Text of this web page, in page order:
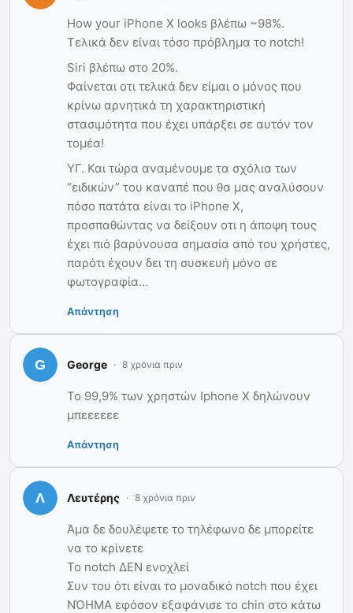
How your iPhone X looks βλέπω ~98%.
Τελικά δεν είναι τόσο πρόβλημα το notch!
Siri βλέπω στο 20%.
Φαίνεται οτι τελικά δεν είμαι ο μόνος που
κρίνω αρνητικά τη χαρακτηριστική
στασιμότητα που έχει υπάρξει σε αυτόν τον
τομέα!
ΥΓ. Και τώρα αναμένουμε τα σχόλια των
“ειδικών” του καναπέ που θα μας αναλύσουν
πόσο πατάτα είναι το iPhone X,
προσπαθώντας να δείξουν οτι η άποψη τους
έχει πιό βαρύνουσα σημασία από του χρήστες,
παρότι έχουν δει τη συσκευή μόνο σε
φωτογραφία…
Απάντηση
George 8 χρόνια πριν
To 99,9% των χρηστών Iphone X δηλώνουν
μπεεεεεε
Απάντηση
Λευτέρης 8 χρόνια πριν
Άμα δε δουλέψετε το τηλέφωνο δε μπορείτε
να το κρίνετε
Το notch ΔΕΝ ενοχλεί
Συν του ότι είναι το μοναδικό notch που έχει
ΝΌΗΜΑ εφόσον εξαφάνισε το chin στο κάτω